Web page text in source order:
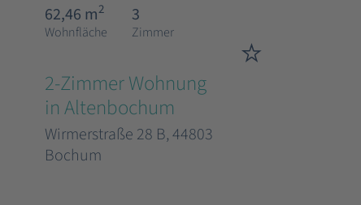
62,46 m2
Wohnfläche
3
Zimmer
2-Zimmer Wohnung
in Altenbochum
Wirmerstraße 28 B, 44803
Bochum